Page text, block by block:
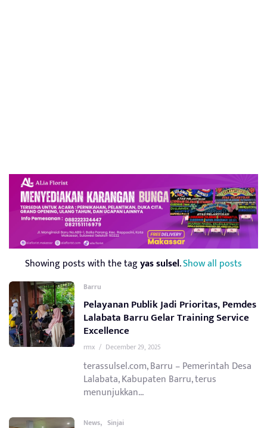
Showing posts with the tagyas sulsel.Show all posts
Barru
Pelayanan Publik Jadi Prioritas, Pemdes
Lalabata Barru Gelar Training Service
Excellence
rmx / December 29, 2025
terassulsel.com, Barru – Pemerintah Desa
Lalabata, Kabupaten Barru, terus
menunjukkan...
News, Sinjai